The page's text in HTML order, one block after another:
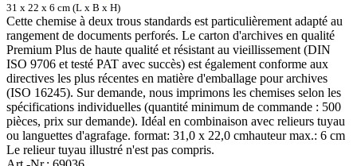
31 x 22 x 6 cm (L x B x H)
Cette chemise à deux trous standards est particulièrement adapté au
rangement de documents perforés. Le carton d'archives en qualité
Premium Plus de haute qualité et résistant au vieillissement (DIN
ISO 9706 et testé PAT avec succès) est également conforme aux
directives les plus récentes en matière d'emballage pour archives
(ISO 16245). Sur demande, nous imprimons les chemises selon les
spécifications individuelles (quantité minimum de commande : 500
pièces, prix sur demande). Idéal en combinaison avec relieurs tuyau
ou languettes d'agrafage. format: 31,0 x 22,0 cmhauteur max.: 6 cm
Le relieur tuyau illustré n'est pas compris.